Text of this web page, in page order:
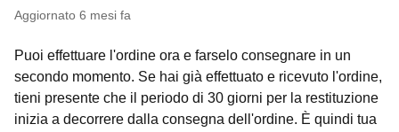
Aggiornato 6 mesi fa
Puoi effettuare l'ordine ora e farselo consegnare in un
secondo momento. Se hai già effettuato e ricevuto l'ordine,
tieni presente che il periodo di 30 giorni per la restituzione
inizia a decorrere dalla consegna dell'ordine. È quindi tua